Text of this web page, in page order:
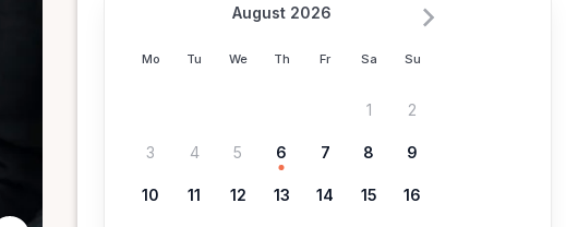
Mo Tu We Th Fr Sa Su
August 2026
1 2
3 4 5 6 7 8 9
10 11 12 13 14 15 16